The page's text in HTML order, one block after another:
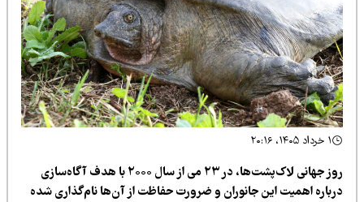
روز جهانی لاک‌پشت‌ها، در ۲۳ می از سال ۲۰۰۰ با هدف آگاه‌سازی
اهمیت این جانوران و ضرورت حفاظت از آن‌ها نام‌گذاری شده